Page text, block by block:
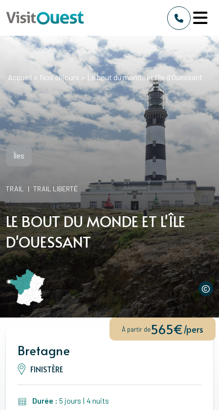
Accueil > Nos séjours > Le bout du monde et l'île d'Ouessant
Îles
TRAIL | TRAIL LIBERTÉ
LE BOUT DU MONDE ET L'ÎLE
D'OUESSANT
À partir de565€/pers
Bretagne
FINISTÈRE
Durée :5 jours | 4 nuits